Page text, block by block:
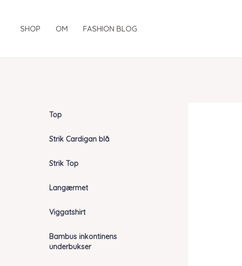
SHOP OM FASHION BLOG
Top
Strik Cardigan blå
Strik Top
Langærmet
Viggatshirt
Bambus inkontinens
underbukser